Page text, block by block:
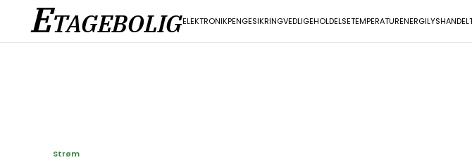
ETAGEBOLIGELEKTRONIKPENGESIKRINGVEDLIGEHOLDELSETEMPERATURENERGILYSHANDEL
Strøm